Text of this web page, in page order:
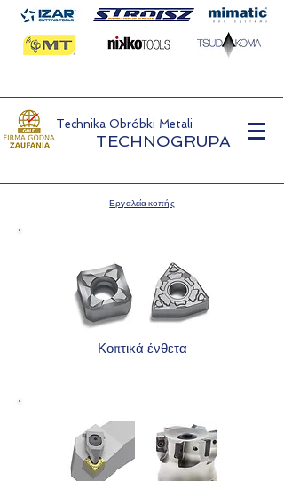
Technika Obróbki Metali
TECHNOGRUPA
Εργαλεία κοπής
Κοπτικά ένθετα